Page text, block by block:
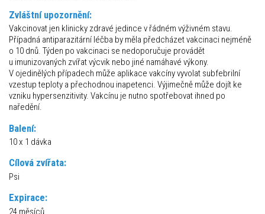
Zvláštní upozornění:
Vakcinovat jen klinicky zdravé jedince v řádném výživném stavu.
Případná antiparazitární léčba by měla předcházet vakcinaci nejméně
o 10 dnů. Týden po vakcinaci se nedoporučuje provádět
u imunizovaných zvířat výcvik nebo jiné namáhavé výkony.
V ojedinělých případech může aplikace vakcíny vyvolat subfebrilní
vzestup teploty a přechodnou inapetenci. Výjimečně může dojít ke
vzniku hypersenzitivity. Vakcínu je nutno spotřebovat ihned po
naředění.
Balení:
10 x 1 dávka
Cílová zvířata:
Psi
Expirace:
24 měsíců